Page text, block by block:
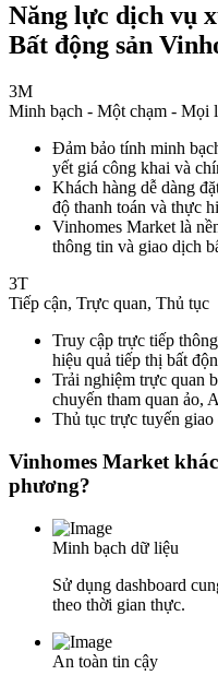
Năng lực dịch vụ
Bất động sản
3M
Minh bạch - Một chạm - Mọi
Đảm bảo tính minh
yết giá công khai và
Khách hàng dễ dàng
độ thanh toán và thực
Vinhomes Market là
thông tin và giao dịch
3T
Tiếp cận, Trực quan, Thủ tục
Truy cập trực tiếp
hiệu quả tiếp thị bất
Trải nghiệm trực quan
chuyến tham quan ảo,
Thủ tục trực tuyến giao
Vinhomes Market
phương?
Minh bạch dữ liệu
Sử dụng dashboard
theo thời gian thực.
An toàn tin cậy